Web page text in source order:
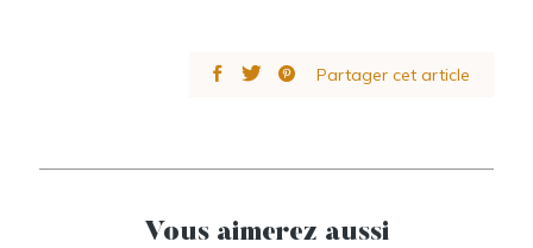
Partager cet article
Vous aimerez aussi